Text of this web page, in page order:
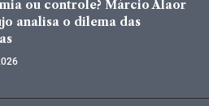
ou controle? Márcio Alaor
analisa o dilema das